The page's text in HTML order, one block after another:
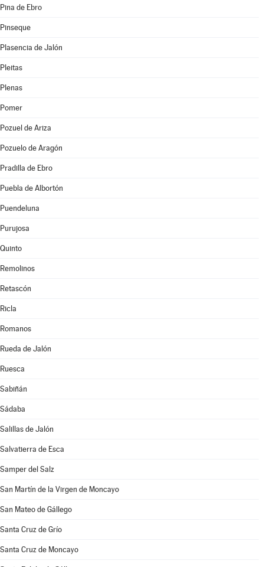
Pina de Ebro
Pinseque
Plasencia de Jalón
Pleitas
Plenas
Pomer
Pozuel de Ariza
Pozuelo de Aragón
Pradilla de Ebro
Puebla de Albortón
Puendeluna
Purujosa
Quinto
Remolinos
Retascón
Ricla
Romanos
Rueda de Jalón
Ruesca
Sabiñán
Sádaba
Salillas de Jalón
Salvatierra de Esca
Samper del Salz
San Martín de la Virgen de Moncayo
San Mateo de Gállego
Santa Cruz de Grío
Santa Cruz de Moncayo